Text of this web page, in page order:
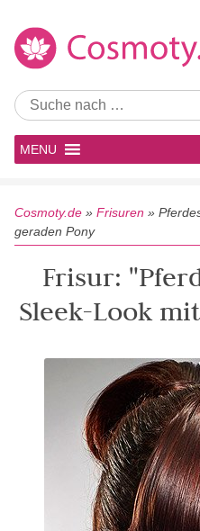
MENU
Cosmoty.de » Frisuren »
geraden Pony
Frisur:
Sleek-Look